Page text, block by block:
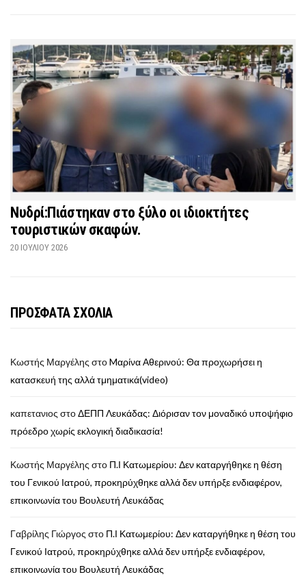
Νυδρί:Πιάστηκαν στο ξύλο οι ιδιοκτήτες
τουριστικών σκαφών.
20 ΙΟΥΛΊΟΥ 2026
ΠΡΟΣΦΑΤΑ ΣΧΟΛΙΑ
Κωστής Μαργέλης στοMαρίνα Αθερινού: Θα προχωρήσει η
κατασκευή της αλλά τμηματικά(video)
καπετανιος στοΔΕΠΠ Λευκάδας: Διόρισαν τον μοναδικό υποψήφιο
πρόεδρο χωρίς εκλογική διαδικασία!
Κωστής Μαργέλης στο Π.Ι Κατωμερίου: Δεν καταργήθηκε η θέση
του Γενικού Ιατρού, προκηρύχθηκε αλλά δεν υπήρξε ενδιαφέρον,
επικοινωνία του Βουλευτή Λευκάδας
Γαβρίλης Γιώργος στο Π.Ι Κατωμερίου: Δεν καταργήθηκε η θέση του
Γενικού Ιατρού, προκηρύχθηκε αλλά δεν υπήρξε ενδιαφέρον,
επικοινωνία του Βουλευτή Λευκάδας